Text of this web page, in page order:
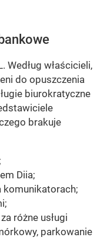
Według właścicieli,
do opuszczenia
biurokratyczne
brakuje
Diia;
komunikatorach;
różne usługi
parkowanie